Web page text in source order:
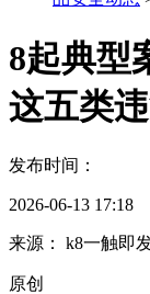
8起典型
这五类
发布时间：
2026-06-13 17:18
来源： k8一触即
原创